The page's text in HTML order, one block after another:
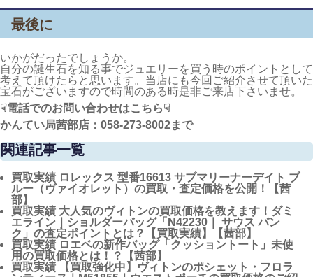
出典：https://kashi-kari.jp/lab/jewelry-blue-zircon/
ジルコンは世界最古と言われる遺跡などで発見が多いそうで
す。ジルコニアと名前が似ているので同じと思われる方が多い
のですが全くの別物です。
ジルコンの特徴としては複屈折と言う物があります。
これはジルコンに光が当たる時に光の筋が二つに分かれて輝き
に厚みが増え綺麗に輝くといった特性を持っています。またジ
ルコンはダイアモンド並みに固いと言われています。
名前の由来はアラビア語で「シナバー」を意味するzarkun(
金色の）が由来とされています。成功へ向かう行動力や可能性
があると言われています。
和名は「風信子石（ふうしんしせき)」